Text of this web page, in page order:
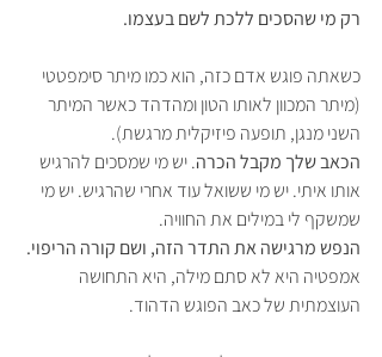
רק מי שהסכים ללכת לשם בעצמו.
כשאתה פוגש אדם כזה, הוא כמו מיתר סימפטטי
(מיתר המכוון לאותו הטון ומהדהד כאשר המיתר
השני מנגן, תופעה פיזיקלית מרגשת).
הכאב שלך מקבל הכרה. יש מי שמסכים להרגיש
אותו איתי. יש מי ששואל עוד אחרי שהרגיש. יש מי
שמשקף לי במילים את החוויה.
הנפש מרגישה את התדר הזה, ושם קורה הריפוי.
אמפטיה היא לא סתם מילה, היא התחושה
העוצמתית של כאב הפוגש הדהוד.